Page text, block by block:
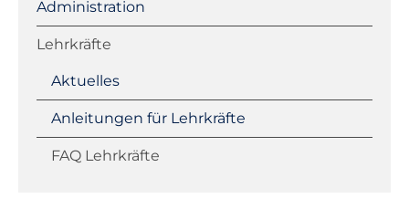
Administration
Lehrkräfte
Aktuelles
Anleitungen für Lehrkräfte
FAQ Lehrkräfte